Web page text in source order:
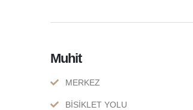
Muhit
MERKEZ
BİSİKLET YOLU